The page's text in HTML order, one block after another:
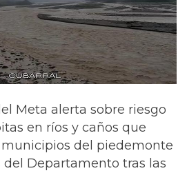
Meta alerta sobre riesgo
en ríos y caños que
del piedemonte
del Departamento tras las